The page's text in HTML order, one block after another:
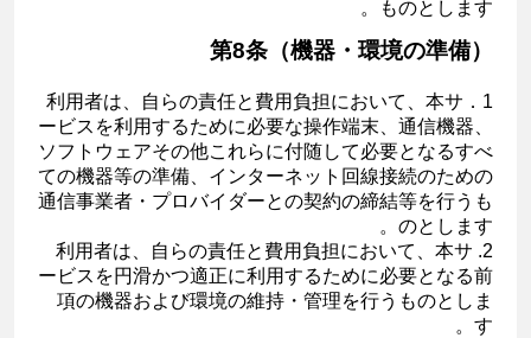
ものとします。
第8条（機器・環境の準備）
1．利用者は、自らの責任と費用負担において、本サ
ービスを利用するために必要な操作端末、通信機器、
ソフトウェアその他これらに付随して必要となるすべ
ての機器等の準備、インターネット回線接続のための
通信事業者・プロバイダーとの契約の締結等を行うも
のとします。
2. 利用者は、自らの責任と費用負担において、本サ
ービスを円滑かつ適正に利用するために必要となる前
項の機器および環境の維持・管理を行うものとしま
す。